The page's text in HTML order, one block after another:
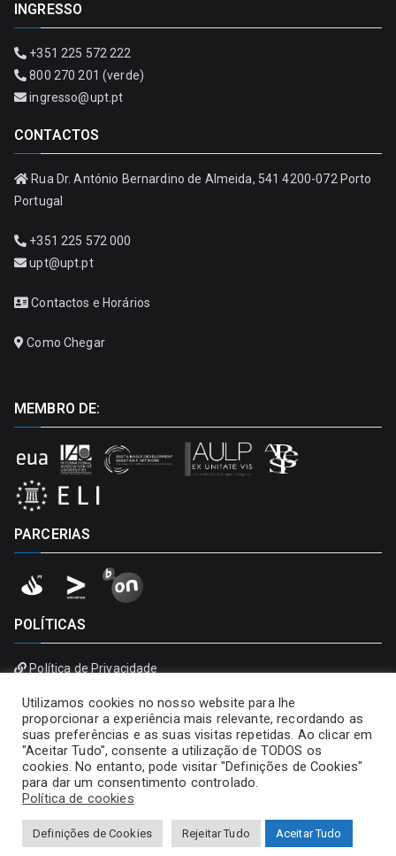
INGRESSO
+351 225 572 222
800 270 201 (verde)
ingresso@upt.pt
CONTACTOS
Rua Dr. António Bernardino de Almeida, 541 4200-072 Porto
Portugal
+351 225 572 000
upt@upt.pt
Contactos e Horários
Como Chegar
MEMBRO DE:
PARCERIAS
POLÍTICAS
Política de Privacidade
Utilizamos cookies no nosso website para lhe
proporcionar a experiência mais relevante, recordando as
suas preferências e as suas visitas repetidas. Ao clicar em
"Aceitar Tudo", consente a utilização de TODOS os
cookies. No entanto, pode visitar "Definições de Cookies"
para dar um consentimento controlado.
Política de cookies
Definições de Cookies Rejeitar Tudo Aceitar Tudo